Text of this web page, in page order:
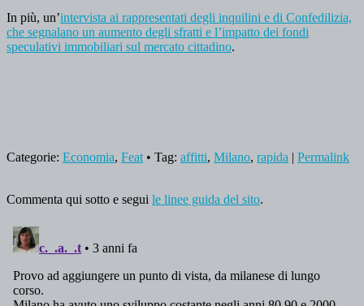
In più, un’intervista ai rappresentati degli inquilini e di Confedilizia,
che segnalano un aumento degli sfratti e l’impatto dei fondi
speculativi immobiliari sul mercato cittadino.
Categorie: Economia, Feat • Tag: affitti, Milano, rapida | Permalink
Commenta qui sotto e segui le linee guida del sito.